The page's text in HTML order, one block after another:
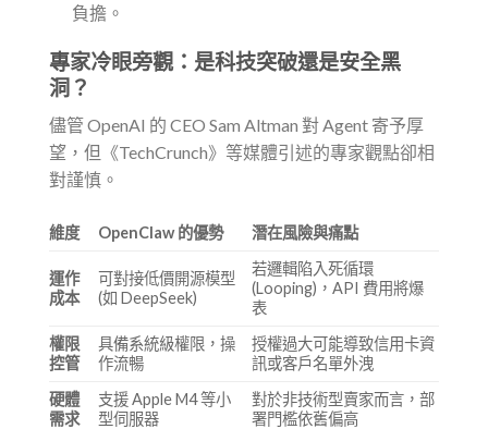
負擔。
專家冷眼旁觀：是科技突破還是安全黑
洞？
儘管 OpenAI 的 CEO Sam Altman 對 Agent 寄予厚
望，但《TechCrunch》等媒體引述的專家觀點卻相
對謹慎。
維度 OpenClaw 的優勢 潛在風險與痛點
運作
成本
可對接低價開源模型
(如 DeepSeek)
若邏輯陷入死循環
(Looping)，API 費用將爆
表
權限
控管
具備系統級權限，操
作流暢
授權過大可能導致信用卡資
訊或客戶名單外洩
硬體
需求
支援 Apple M4 等小
型伺服器
對於非技術型賣家而言，部
署門檻依舊偏高